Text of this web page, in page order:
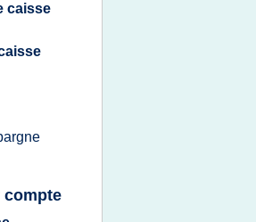
caisse
compte